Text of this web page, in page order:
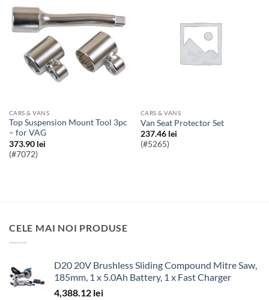
CARS & VANS
Top Suspension Mount Tool 3pc
– for VAG
373.90 lei
(#7072)
CARS & VANS
Van Seat Protector Set
237.46 lei
(#5265)
CELE MAI NOI PRODUSE
D20 20V Brushless Sliding Compound Mitre Saw,
185mm, 1 x 5.0Ah Battery, 1 x Fast Charger
4,388.12 lei